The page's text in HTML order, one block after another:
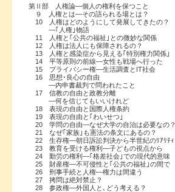
第Ⅱ部 人権論―個人の権利を保つこと
９ 人権とは―その語られる場とは？
10 人権はどのようにして発展してきたの？
―｢人権｣物語
11 人権と｢公共の福祉｣との微妙な関係
12 人権は法人にも保障されるの？
13 人権と感染症から見える｢特別権力関係｣
14 平等原則の前線―女性も戦場へ行った
15 プライバシー権―生活調査とIT社会
16 思想･良心の自由
―内申書裁判で問われたこと
17 信教の自由と政教分離
―何を信じてもいいけれど
18 表現の自由と国際人権条約
19 表現の自由と｢わいせつ｣
20 学問の自由―なぜ大学の自治は必要なの？
21 なぜ｢家族｣も憲法の条文にあるの？
22 生存権―朝日訴訟判決から半世紀のﾘｱﾘﾃｨ
23 教育を受ける権利―子どもの視点から
24 勤労の権利―｢格差社会｣での現代的意味
25 財産権―不可侵性と｢公共の福祉｣の間で
26 刑事手続と人権―権力は間違う
27 拷問は絶対禁止？
28 参政権―外国人と､どう考える？